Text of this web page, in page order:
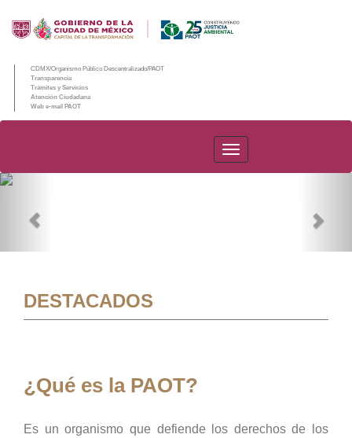
CDMX/Organismo Público Descentralizado/PAOT
Transparencia
Trámites y Servicios
Atención Ciudadana
Web e-mail PAOT
PAOT
DESTACADOS
¿Qué es la PAOT?
Es un organismo que defiende los derechos de los